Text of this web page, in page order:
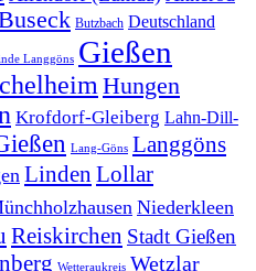
Butzbach Deutschland
Langgöns Gießen
Hungen
Krofdorf-Gleiberg Lahn-Dill-
Lang-Göns Langgöns
Linden Lollar
Niederkleen
Reiskirchen Stadt Gießen
Wetteraukreis Wetzlar